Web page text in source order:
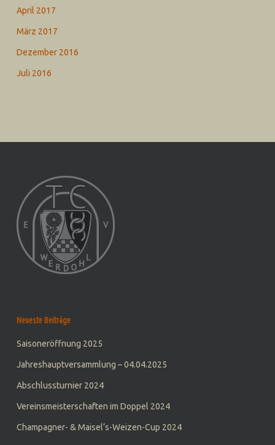
April 2017
März 2017
Dezember 2016
Juli 2016
Neueste Beiträge
Saisoneröffnung 2025
Jahreshauptversammlung – 04.04.2025
Abschlussturnier 2024
Vereinsmeisterschaften im Doppel 2024
Champagner- & Maisel‘s-Weizen-Cup 2024